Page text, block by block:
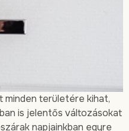
minden területére kihat,
is jelentős változásokat
napjainkban egyre